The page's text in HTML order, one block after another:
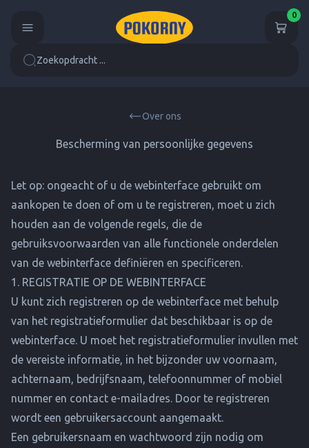
Zoekopdracht ...
0
Over ons
Bescherming van persoonlijke gegevens
Let op: ongeacht of u de webinterface gebruikt om
aankopen te doen of om u te registreren, moet u zich
houden aan de volgende regels, die de
gebruiksvoorwaarden van alle functionele onderdelen
van de webinterface definiëren en specificeren.
1. REGISTRATIE OP DE WEBINTERFACE
U kunt zich registreren op de webinterface met behulp
van het registratieformulier dat beschikbaar is op de
webinterface. U moet het registratieformulier invullen met
de vereiste informatie, in het bijzonder uw voornaam,
achternaam, bedrijfsnaam, telefoonnummer of mobiel
nummer en contact e-mailadres. Door te registreren
wordt een gebruikersaccount aangemaakt.
Een gebruikersnaam en wachtwoord zijn nodig om